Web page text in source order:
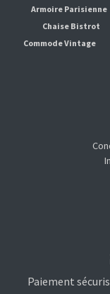
Armoire Parisienne
Chaise Bistrot
Commode Vintage
Paiement